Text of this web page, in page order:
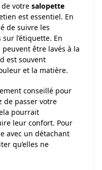
votre salopette
est essentiel. En
de suivre les
l’étiquette. En
être lavés à la
est souvent
et la matière.
conseillé pour
de passer votre
pourrait
leur confort. Pour
avec un détachant
qu’elles ne